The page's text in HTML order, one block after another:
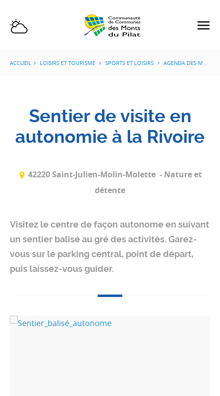
ACCUEIL LOISIRS ET TOURISME SPORTS ET LOISIRS AGENDA DES MANIFESTATIONS
Sentier de visite en
autonomie à la Rivoire
42220 Saint-Julien-Molin-Molette - Nature et
détente
Visitez le centre de façon autonome en suivant
un sentier balisé au gré des activités. Garez-
vous sur le parking central, point de départ,
puis laissez-vous guider.